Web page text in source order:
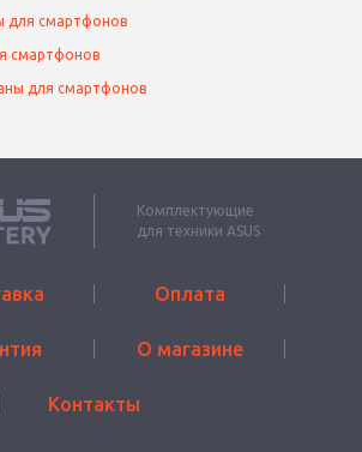
для смартфонов
смартфонов
для смартфонов
Комплектующие
для техники ASUS
Оплата
О магазине
Контакты